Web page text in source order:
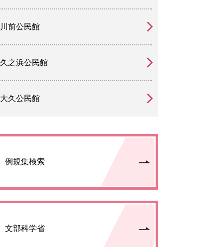
川前公民館
久之浜公民館
大久公民館
例規集検索
文部科学省